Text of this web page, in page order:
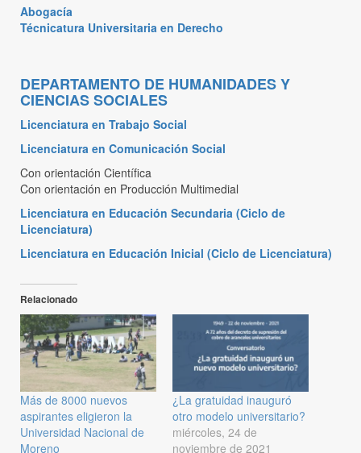
Abogacía
Técnicatura Universitaria en Derecho
DEPARTAMENTO DE HUMANIDADES Y
CIENCIAS SOCIALES
Licenciatura en Trabajo Social
Licenciatura en Comunicación Social
Con orientación Científica
Con orientación en Producción Multimedial
Licenciatura en Educación Secundaria (Ciclo de
Licenciatura)
Licenciatura en Educación Inicial (Ciclo de Licenciatura)
Relacionado
Más de 8000 nuevos
aspirantes eligieron la
Universidad Nacional de
Moreno
¿La gratuidad inauguró
otro modelo universitario?
miércoles, 24 de
noviembre de 2021